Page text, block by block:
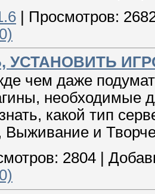
| Просмотров:
УСТАНОВИТЬ
чем даже
необходимые
какой тип
Выживание и
2804